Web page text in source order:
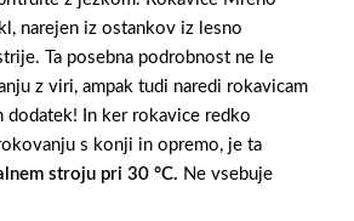
narejen iz ostankov iz lesno
Ta posebna podrobnost ne le
z viri, ampak tudi naredi rokavicam
dodatek! In ker rokavice redko
s konji in opremo, je ta
stroju pri 30 °C. Ne vsebuje